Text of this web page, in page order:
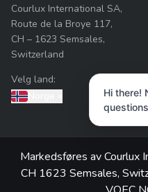
Courlux International SA,
Route de la Broye 117,
CH – 1623 Semsales,
Switzerland
Velg land:
Markedsføres av Courlux
CH 1623 Semsales,
Hi there!